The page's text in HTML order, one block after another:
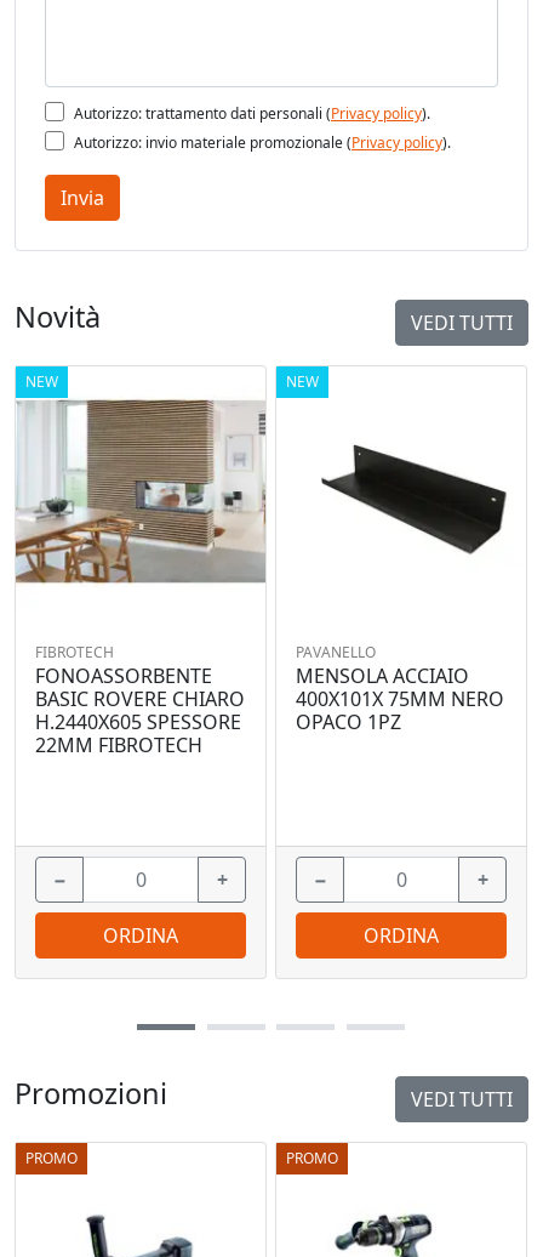
Autorizzo: trattamento dati personali (Privacy policy).
Autorizzo: invio materiale promozionale (Privacy policy).
Invia
Promozioni VEDI TUTTI
PROMO PROMO
Novità VEDI TUTTI
NEW
FIBROTECH
FONOASSORBENTE
BASIC ROVERE CHIARO
H.2440X605 SPESSORE
22MM FIBROTECH
− +
ORDINA
NEW
PAVANELLO
MENSOLA ACCIAIO
400X101X 75MM NERO
OPACO 1PZ
− +
ORDINA